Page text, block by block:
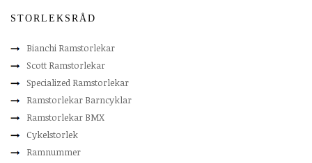
STORLEKSRÅD
Bianchi Ramstorlekar
Scott Ramstorlekar
Specialized Ramstorlekar
Ramstorlekar Barncyklar
Ramstorlekar BMX
Cykelstorlek
Ramnummer